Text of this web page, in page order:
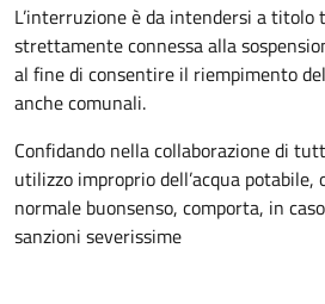
L’interruzione è da intendersi a titolo
strettamente connessa alla
al fine di consentire il riempimento
anche comunali.
Confidando nella collaborazione di
utilizzo improprio dell’acqua
normale buonsenso, comporta, in
sanzioni severissime